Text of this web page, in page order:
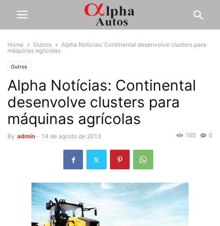
Home Outros
Alpha Notícias: Continental desenvolve clusters para
máquinas agrícolas
Outros
Alpha Notícias: Continental
desenvolve clusters para
máquinas agrícolas
By admin - 14 de agosto de 2013 0
165